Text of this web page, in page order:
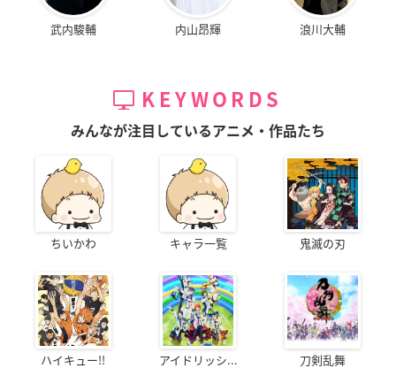
武内駿輔 内山昂輝 浪川大輔
KEYWORDS
みんなが注目しているアニメ・作品たち
ちいかわ キャラ一覧 鬼滅の刃
ハイキュー!! アイドリッシ... 刀剣乱舞